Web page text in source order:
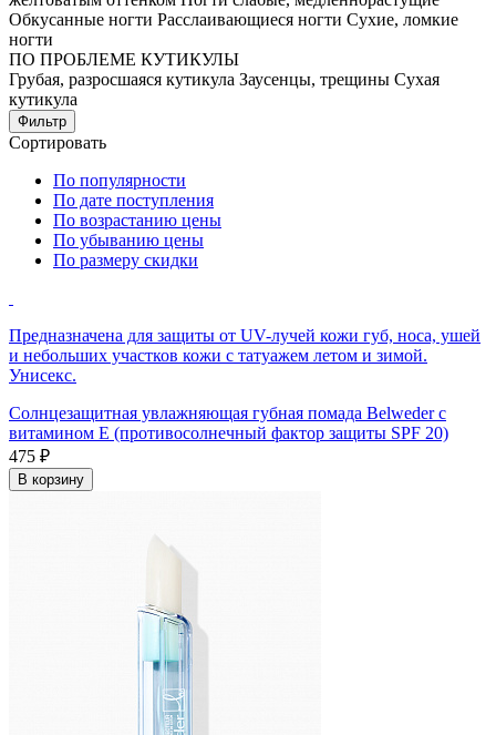
Обкусанные ногти Расслаивающиеся ногти Сухие, ломкие
ногти
ПО ПРОБЛЕМЕ КУТИКУЛЫ
Грубая, разросшаяся кутикула Заусенцы, трещины Сухая
кутикула
Фильтр
Сортировать
По популярности
По дате поступления
По возрастанию цены
По убыванию цены
По размеру скидки
Предназначена для защиты от UV-лучей кожи губ, носа, ушей
и небольших участков кожи с татуажем летом и зимой.
Унисекс.
Солнцезащитная увлажняющая губная помада Belweder с
витамином Е (противосолнечный фактор защиты SPF 20)
475 ₽
В корзину